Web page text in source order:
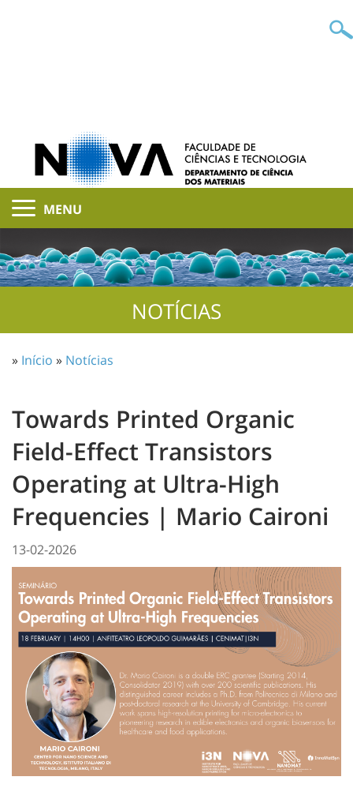
MENU
NOTÍCIAS
» Início » Notícias
Towards Printed Organic
Field-Effect Transistors
Operating at Ultra-High
Frequencies | Mario Caironi
13-02-2026